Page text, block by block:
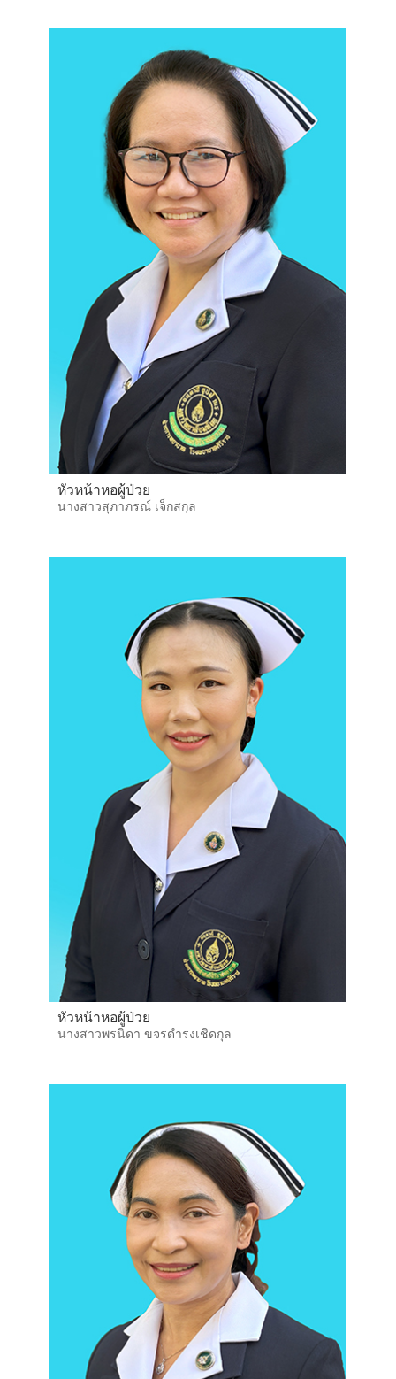
หัวหน้าหอผู้ป่วย
นางสาวสุภาภรณ์ เจ็กสกุล
หัวหน้าหอผู้ป่วย
นางสาวพรนิดา ขจรดำรงเชิดกุล